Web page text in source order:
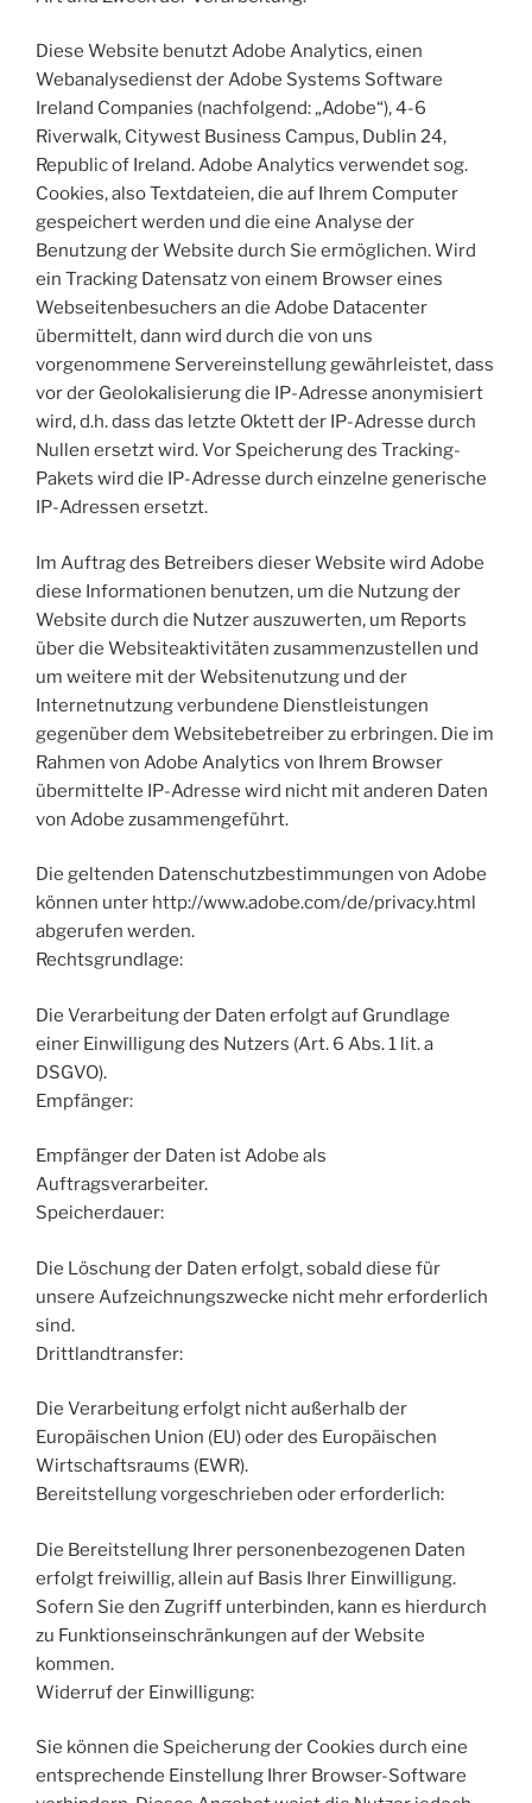
Diese Website benutzt Adobe Analytics, einen
Webanalysedienst der Adobe Systems Software
Ireland Companies (nachfolgend: „Adobe“), 4-6
Riverwalk, Citywest Business Campus, Dublin 24,
Republic of Ireland. Adobe Analytics verwendet sog.
Cookies, also Textdateien, die auf Ihrem Computer
gespeichert werden und die eine Analyse der
Benutzung der Website durch Sie ermöglichen. Wird
ein Tracking Datensatz von einem Browser eines
Webseitenbesuchers an die Adobe Datacenter
übermittelt, dann wird durch die von uns
vorgenommene Servereinstellung gewährleistet, dass
vor der Geolokalisierung die IP-Adresse anonymisiert
wird, d.h. dass das letzte Oktett der IP-Adresse durch
Nullen ersetzt wird. Vor Speicherung des Tracking-
Pakets wird die IP-Adresse durch einzelne generische
IP-Adressen ersetzt.
Im Auftrag des Betreibers dieser Website wird Adobe
diese Informationen benutzen, um die Nutzung der
Website durch die Nutzer auszuwerten, um Reports
über die Websiteaktivitäten zusammenzustellen und
um weitere mit der Websitenutzung und der
Internetnutzung verbundene Dienstleistungen
gegenüber dem Websitebetreiber zu erbringen. Die im
Rahmen von Adobe Analytics von Ihrem Browser
übermittelte IP-Adresse wird nicht mit anderen Daten
von Adobe zusammengeführt.
Die geltenden Datenschutzbestimmungen von Adobe
können unter http://www.adobe.com/de/privacy.html
abgerufen werden.
Rechtsgrundlage:
Die Verarbeitung der Daten erfolgt auf Grundlage
einer Einwilligung des Nutzers (Art. 6 Abs. 1 lit. a
DSGVO).
Empfänger:
Empfänger der Daten ist Adobe als
Auftragsverarbeiter.
Speicherdauer:
Die Löschung der Daten erfolgt, sobald diese für
unsere Aufzeichnungszwecke nicht mehr erforderlich
sind.
Drittlandtransfer:
Die Verarbeitung erfolgt nicht außerhalb der
Europäischen Union (EU) oder des Europäischen
Wirtschaftsraums (EWR).
Bereitstellung vorgeschrieben oder erforderlich:
Die Bereitstellung Ihrer personenbezogenen Daten
erfolgt freiwillig, allein auf Basis Ihrer Einwilligung.
Sofern Sie den Zugriff unterbinden, kann es hierdurch
zu Funktionseinschränkungen auf der Website
kommen.
Widerruf der Einwilligung:
Sie können die Speicherung der Cookies durch eine
entsprechende Einstellung Ihrer Browser-Software